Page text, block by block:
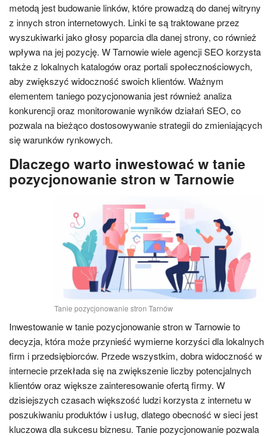
metodą jest budowanie linków, które prowadzą do danej witryny
z innych stron internetowych. Linki te są traktowane przez
wyszukiwarki jako głosy poparcia dla danej strony, co również
wpływa na jej pozycję. W Tarnowie wiele agencji SEO korzysta
także z lokalnych katalogów oraz portali społecznościowych,
aby zwiększyć widoczność swoich klientów. Ważnym
elementem taniego pozycjonowania jest również analiza
konkurencji oraz monitorowanie wyników działań SEO, co
pozwala na bieżąco dostosowywanie strategii do zmieniających
się warunków rynkowych.
Dlaczego warto inwestować w tanie
pozycjonowanie stron w Tarnowie
Tanie pozycjonowanie stron Tarnów
Inwestowanie w tanie pozycjonowanie stron w Tarnowie to
decyzja, która może przynieść wymierne korzyści dla lokalnych
firm i przedsiębiorców. Przede wszystkim, dobra widoczność w
internecie przekłada się na zwiększenie liczby potencjalnych
klientów oraz większe zainteresowanie ofertą firmy. W
dzisiejszych czasach większość ludzi korzysta z internetu w
poszukiwaniu produktów i usług, dlatego obecność w sieci jest
kluczowa dla sukcesu biznesu. Tanie pozycjonowanie pozwala